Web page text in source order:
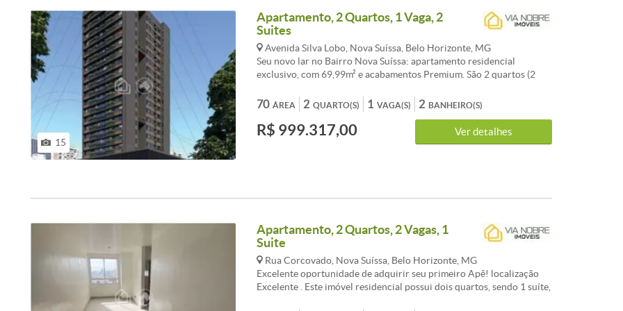
15
Apartamento, 2 Quartos, 1 Vaga, 2
Suites
Avenida Silva Lobo, Nova Suíssa, Belo Horizonte, MG
Seu novo lar no Bairro Nova Suíssa: apartamento residencial
exclusivo, com 69,99m² e acabamentos Premium. São 2 quartos (2
completa: academia, piscina, salão de festas e espaço gourmet.
Segurança e comodidade com portão eletrônico, interfone . Próximo
ao ponto comercio local . Aceita financiamento. Os valores e demais
informações sofrerão alterações sem aviso prévio.
ÁREA
70 QUARTO(S)
2 VAGA(S)
1 BANHEIRO(S)
2
R$ 999.317,00 Ver detalhes
Apartamento, 2 Quartos, 2 Vagas, 1
Suite
Rua Corcovado, Nova Suíssa, Belo Horizonte, MG
Excelente oportunidade de adquirir seu primeiro Apê! localização
Excelente . Este imóvel residencial possui dois quartos, sendo 1 suíte,